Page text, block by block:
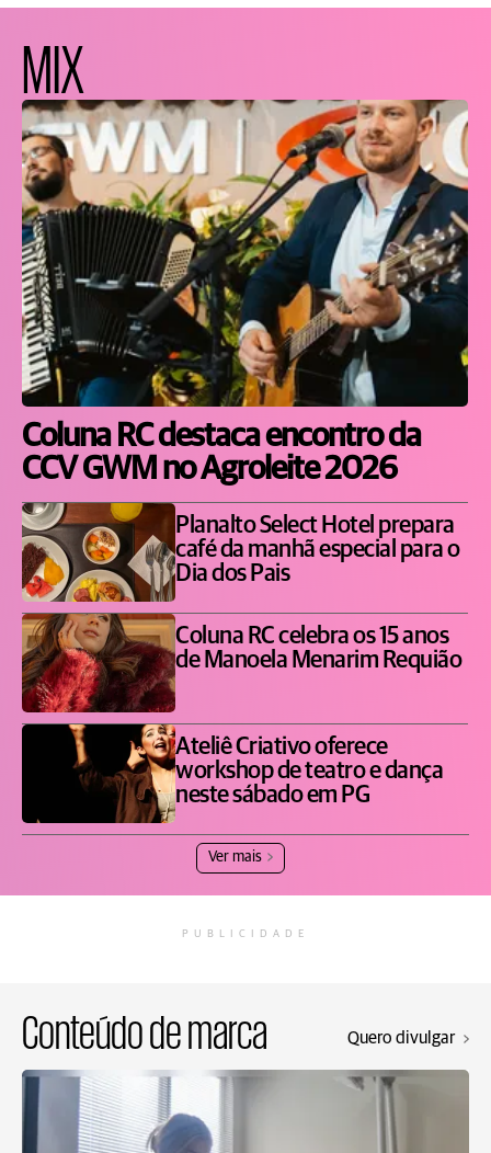
MIX
Coluna RC destaca encontro da
CCV GWM no Agroleite 2026
Planalto Select Hotel prepara
café da manhã especial para o
Dia dos Pais
Coluna RC celebra os 15 anos
de Manoela Menarim Requião
Ateliê Criativo oferece
workshop de teatro e dança
neste sábado em PG
Ver mais
PUBLICIDADE
Conteúdo de marca Quero divulgar